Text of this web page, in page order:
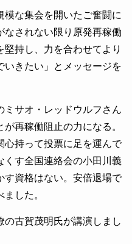
な集会を開いたご奮闘に
されない限り原発再稼働
持し、力を合わせてより
いきたい」とメッセージを
サオ・レッドウルフさん
再稼働阻止の力になる。
心持って投票に足を運んで
くす全国連絡会の小田川義
す資格はない。安倍退場で
した。
古賀茂明氏が講演しまし